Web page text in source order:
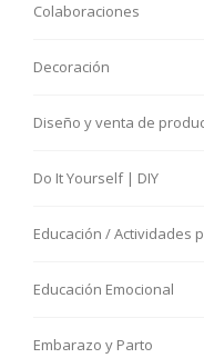
Colaboraciones
Decoración
Diseño y venta de
Do It Yourself | DIY
Educación / Actividades
Educación Emocional
Embarazo y Parto